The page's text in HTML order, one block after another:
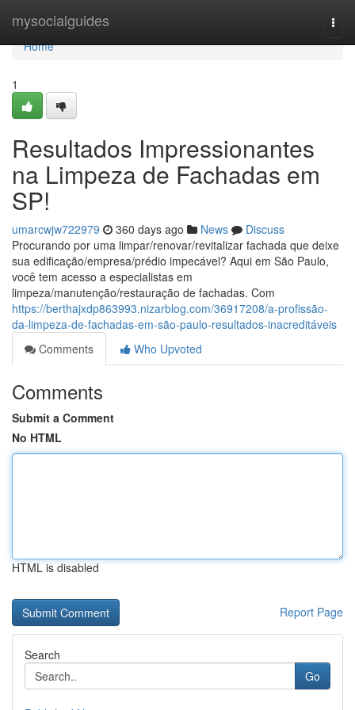
mysocialguides
Home
Home
1
Resultados Impressionantes
na Limpeza de Fachadas em
SP!
umarcwjw722979 360 days ago News
Discuss
Procurando por uma limpar/renovar/revitalizar fachada que deixe
sua edificação/empresa/prédio impecável? Aqui em São Paulo,
você tem acesso a especialistas em
limpeza/manutenção/restauração de fachadas. Com
https://berthajxdp863993.nizarblog.com/36917208/a-profissão-
da-limpeza-de-fachadas-em-são-paulo-resultados-inacreditáveis
Comments
Who Upvoted
Comments
Submit a Comment
No HTML
HTML is disabled
Report Page
Search
Go